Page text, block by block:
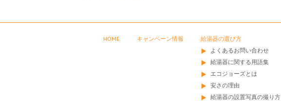
HOME キャンペーン情報
給湯器の選び方
よくあるお問い合わせ
給湯器に関する用語集
エコジョーズとは
安さの理由
給湯器の設置写真の撮り方